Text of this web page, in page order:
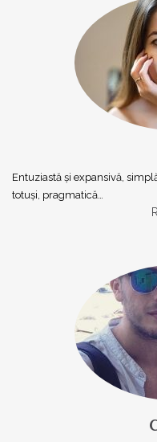
Entuziastă şi expansivă,
totuşi, pragmatică…